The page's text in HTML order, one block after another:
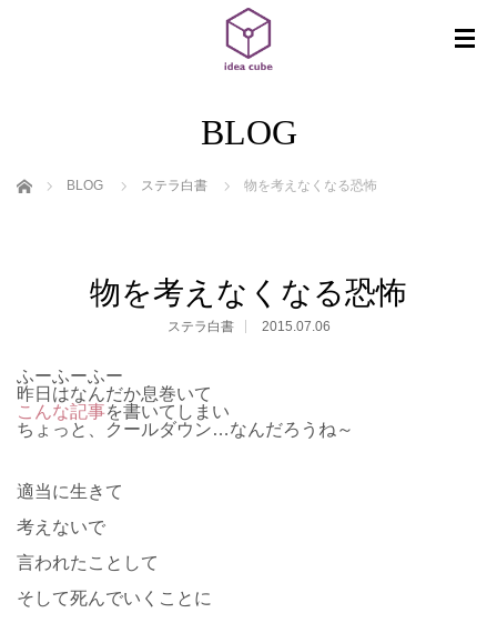
BLOG
ホーム BLOG ステラ白書 物を考えなくなる恐怖
物を考えなくなる恐怖
ステラ白書 2015.07.06
ふーふーふー
昨日はなんだか息巻いて
こんな記事を書いてしまい
ちょっと、クールダウン…なんだろうね～
適当に生きて
考えないで
言われたことして
そして死んでいくことに